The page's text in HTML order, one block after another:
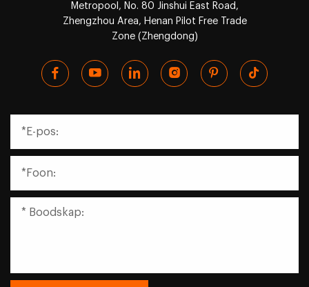
Metropool, No. 80 Jinshui East Road,
Zhengzhou Area, Henan Pilot Free Trade
Zone (Zhengdong)